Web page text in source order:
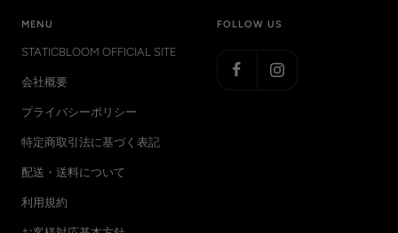
MENU
STATICBLOOM OFFICIAL SITE
会社概要
プライバシーポリシー
特定商取引法に基づく表記
配送・送料について
利用規約
FOLLOW US